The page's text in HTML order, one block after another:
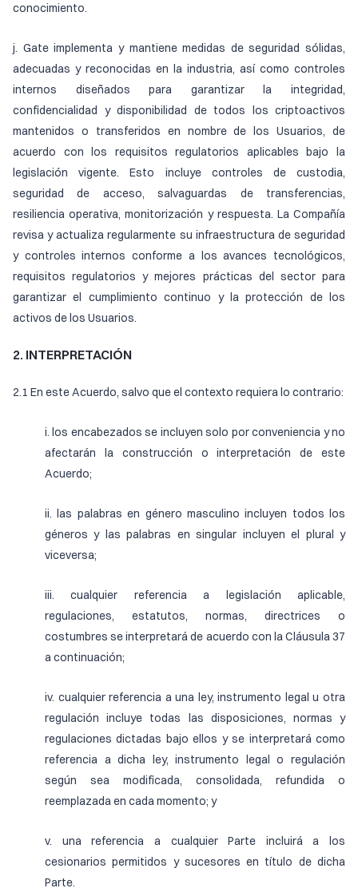
conocimiento.
j. Gate implementa y mantiene medidas de seguridad sólidas,
adecuadas y reconocidas en la industria, así como controles
internos diseñados para garantizar la integridad,
confidencialidad y disponibilidad de todos los criptoactivos
mantenidos o transferidos en nombre de los Usuarios, de
acuerdo con los requisitos regulatorios aplicables bajo la
legislación vigente. Esto incluye controles de custodia,
seguridad de acceso, salvaguardas de transferencias,
resiliencia operativa, monitorización y respuesta. La Compañía
revisa y actualiza regularmente su infraestructura de seguridad
y controles internos conforme a los avances tecnológicos,
requisitos regulatorios y mejores prácticas del sector para
garantizar el cumplimiento continuo y la protección de los
activos de los Usuarios.
2. INTERPRETACIÓN
2.1 En este Acuerdo, salvo que el contexto requiera lo contrario:
i. los encabezados se incluyen solo por conveniencia y no
afectarán la construcción o interpretación de este
Acuerdo;
ii. las palabras en género masculino incluyen todos los
géneros y las palabras en singular incluyen el plural y
viceversa;
iii. cualquier referencia a legislación aplicable,
regulaciones, estatutos, normas, directrices o
costumbres se interpretará de acuerdo con la Cláusula 37
a continuación;
iv. cualquier referencia a una ley, instrumento legal u otra
regulación incluye todas las disposiciones, normas y
regulaciones dictadas bajo ellos y se interpretará como
referencia a dicha ley, instrumento legal o regulación
según sea modificada, consolidada, refundida o
reemplazada en cada momento; y
v. una referencia a cualquier Parte incluirá a los
cesionarios permitidos y sucesores en título de dicha
Parte.